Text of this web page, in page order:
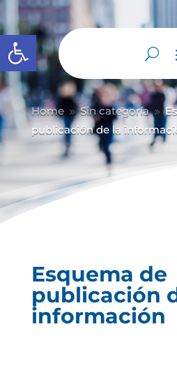
Abrir barra de herramientas
Home 9 Sin categoría 9
publicación de la
Esquema de
publicación
información